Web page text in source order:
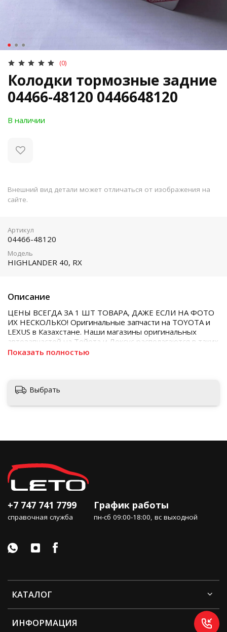
(0)
Колодки тормозные задние
04466-48120 0446648120
В наличии
Внешний вид детали может отличаться от изображения на
сайте.
Описание
ЦЕНЫ ВСЕГДА ЗА 1 ШТ ТОВАРА, ДАЖЕ ЕСЛИ НА ФОТО
ИХ НЕСКОЛЬКО! Оригинальные запчасти на TOYOTA и
LEXUS в Казахстане. Наши магазины оригинальных
автозапчастей на Тойота и Лексус располагаются в таких
городах как Алматы, Астана, Шымкент, Кызылорда и
Показать полностью
Артикул
04466-48120
Модель
HIGHLANDER 40, RX
Выбрать
КАТАЛОГ
ИНФОРМАЦИЯ
+7 747 741 7799
справочная служба
График работы
пн-сб 09:00-18:00, вс выходной